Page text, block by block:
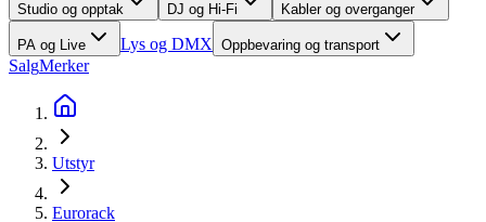
Studio og opptak DJ og Hi-Fi Kabler og overganger
PA og Live Lys og DMX Oppbevaring og transport
SalgMerker
Utstyr
Eurorack